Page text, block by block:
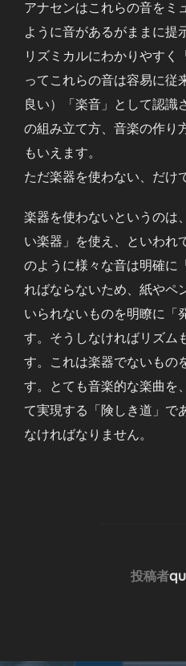
アナセンはこれらの音をミ
ように音があるがままに提
リズミカルにわかりやすく
ってこれらの音は容易に従
良い）「楽音」として認識
の組み立て方、音楽の作り
もいえます。
ただ楽器を使わない、だけ
楽器を使わないというのは
い楽器」を使え、といわれ
のように様々な音は明確に
ればならないため、紙やペ
いられないものを明瞭に「
す。そうしなければリズム
す。これは楽器でないもの
す。とても音楽的な楽曲を
て実現する「険しき道」で
なければなりません。
投
投稿者